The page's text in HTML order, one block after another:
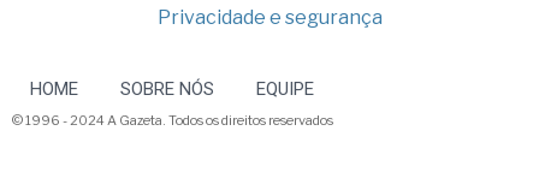
Privacidade e segurança
HOME SOBRE NÓS EQUIPE
© 1996 - 2024 A Gazeta. Todos os direitos reservados